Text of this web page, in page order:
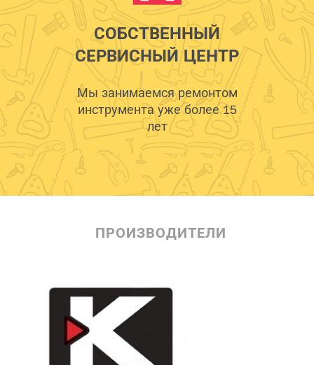
СОБСТВЕННЫЙ
СЕРВИСНЫЙ ЦЕНТР
Мы занимаемся ремонтом
инструмента уже более 15
лет
ПРОИЗВОДИТЕЛИ